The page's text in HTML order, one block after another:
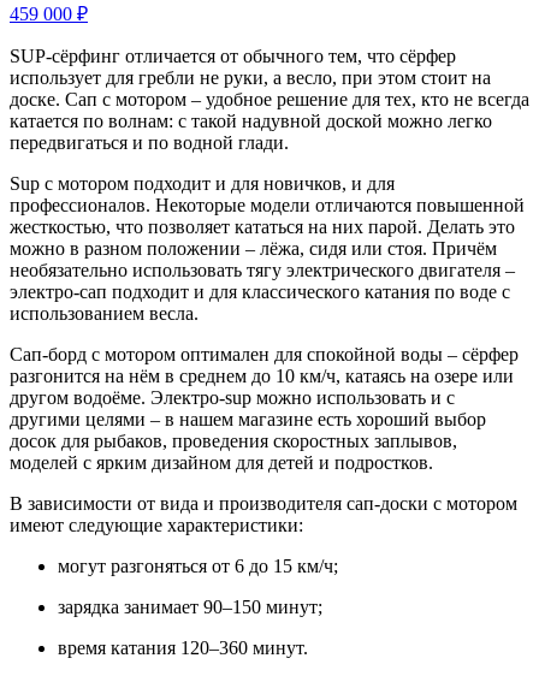
459 000 ₽
SUP-сёрфинг отличается от обычного тем, что сёрфер
использует для гребли не руки, а весло, при этом стоит на
доске. Сап с мотором – удобное решение для тех, кто не всегда
катается по волнам: с такой надувной доской можно легко
передвигаться и по водной глади.
Sup с мотором подходит и для новичков, и для
профессионалов. Некоторые модели отличаются повышенной
жесткостью, что позволяет кататься на них парой. Делать это
можно в разном положении – лёжа, сидя или стоя. Причём
необязательно использовать тягу электрического двигателя –
электро-сап подходит и для классического катания по воде с
использованием весла.
Сап-борд с мотором оптимален для спокойной воды – сёрфер
разгонится на нём в среднем до 10 км/ч, катаясь на озере или
другом водоёме. Электро-sup можно использовать и с
другими целями – в нашем магазине есть хороший выбор
досок для рыбаков, проведения скоростных заплывов,
моделей с ярким дизайном для детей и подростков.
В зависимости от вида и производителя сап-доски с мотором
имеют следующие характеристики:
могут разгоняться от 6 до 15 км/ч;
зарядка занимает 90–150 минут;
время катания 120–360 минут.